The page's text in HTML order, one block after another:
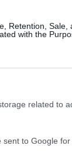
Retention, Sale,
with the
related to
to Google
για το
κάνετε